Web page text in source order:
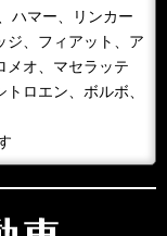
ハマー、リンカー
ジ、フィアット、ア
メオ、マセラッテ
ロエン、ボルボ、